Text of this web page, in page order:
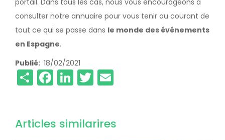
portail. Dans tous les cas, nous vous encourageons à
consulter notre annuaire pour vous tenir au courant de
tout ce qui se passe dans le monde des événements
en Espagne.
Publié 18/02/2021
ShareFacebook
LinkedIn
Twitter
Articles similarires